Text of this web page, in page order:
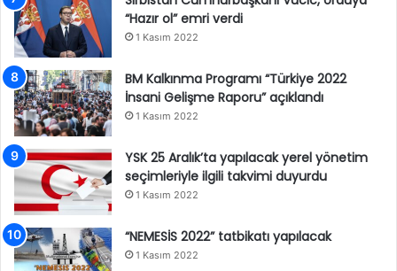
“Hazır ol” emri verdi
1 Kasım 2022
BM Kalkınma Programı “Türkiye 2022
İnsani Gelişme Raporu” açıklandı
1 Kasım 2022
YSK 25 Aralık’ta yapılacak yerel yönetim
seçimleriyle ilgili takvimi duyurdu
1 Kasım 2022
“NEMESİS 2022” tatbikatı yapılacak
1 Kasım 2022